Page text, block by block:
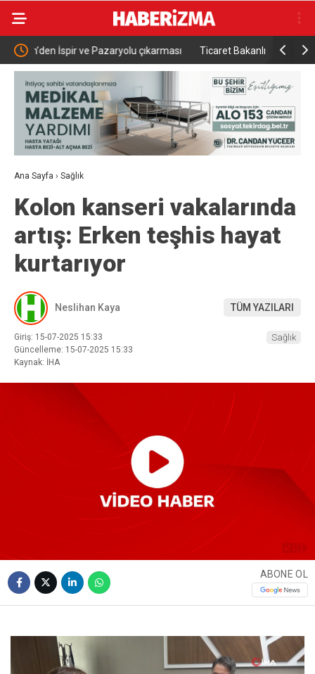
Ticaret Bakanlığından Endonezya İçin Yeni E-İhracat
Rehberi
17.
Ana Sayfa › Sağlık
Kolon kanseri vakalarında
artış: Erken teşhis hayat
kurtarıyor
Neslihan Kaya TÜM YAZILARI
Giriş: 15-07-2025 15:33
Güncelleme: 15-07-2025 15:33
Kaynak: İHA
Sağlık
ABONE OL
oynatıcı